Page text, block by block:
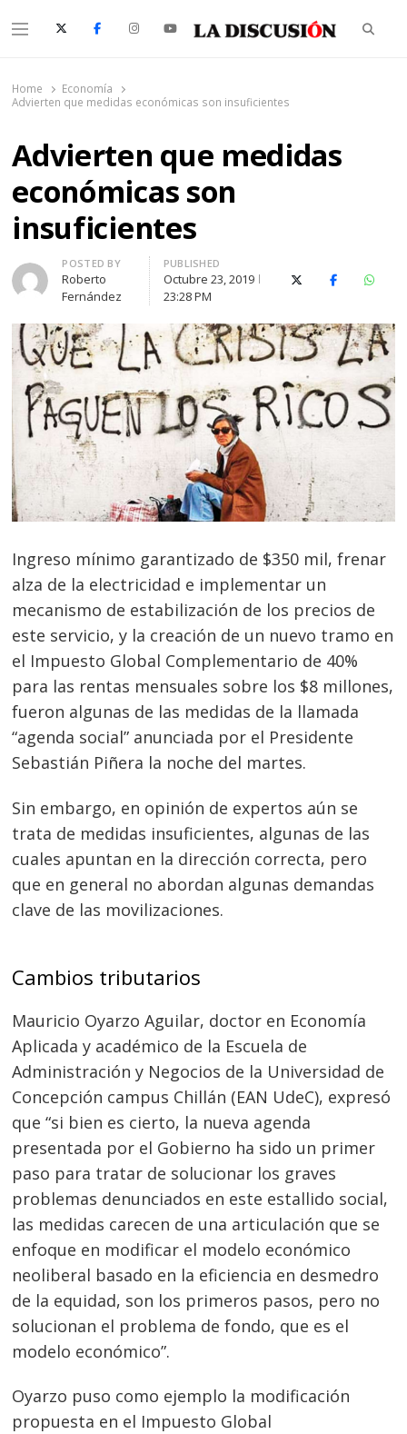
Menu
Home
Economía
Advierten que medidas económicas son insuficientes
Advierten que medidas
económicas son
insuficientes
Author
POSTED BY
Roberto
Fernández
PUBLISHED
Octubre 23, 2019
23:28 PM
X (Twitter)Facebook
Ingreso mínimo garantizado de $350 mil, frenar
alza de la electricidad e implementar un
mecanismo de estabilización de los precios de
este servicio, y la creación de un nuevo tramo en
el Impuesto Global Complementario de 40%
para las rentas mensuales sobre los $8 millones,
fueron algunas de las medidas de la llamada
“agenda social” anunciada por el Presidente
Sebastián Piñera la noche del martes.
Sin embargo, en opinión de expertos aún se
trata de medidas insuficientes, algunas de las
cuales apuntan en la dirección correcta, pero
que en general no abordan algunas demandas
clave de las movilizaciones.
Cambios tributarios
Mauricio Oyarzo Aguilar, doctor en Economía
Aplicada y académico de la Escuela de
Administración y Negocios de la Universidad de
Concepción campus Chillán (EAN UdeC), expresó
que “si bien es cierto, la nueva agenda
presentada por el Gobierno ha sido un primer
paso para tratar de solucionar los graves
problemas denunciados en este estallido social,
las medidas carecen de una articulación que se
enfoque en modificar el modelo económico
neoliberal basado en la eficiencia en desmedro
de la equidad, son los primeros pasos, pero no
solucionan el problema de fondo, que es el
modelo económico”.
Oyarzo puso como ejemplo la modificación
propuesta en el Impuesto Global